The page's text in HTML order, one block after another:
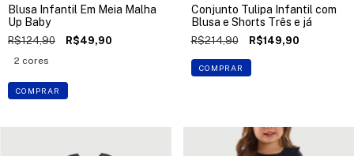
Blusa Infantil Em Meia Malha
Up Baby
R$124,90 R$49,90
2 cores
COMPRAR
Conjunto Tulipa Infantil com
Blusa e Shorts Três e já
R$214,90 R$149,90
COMPRAR